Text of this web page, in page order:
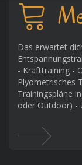
Das erwartet
- Krafttraining -
Plyometrisches
Trainingspläne
oder Outdoor) -